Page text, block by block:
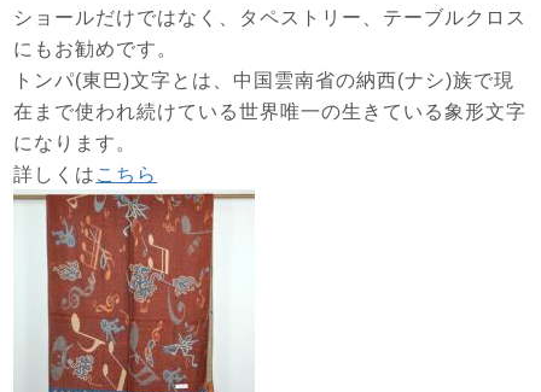
ショールだけではなく、タペストリー、テーブルクロス
にもお勧めです。
トンパ(東巴)文字とは、中国雲南省の納西(ナシ)族で現
在まで使われ続けている世界唯一の生きている象形文字
になります。
詳しくは こちら